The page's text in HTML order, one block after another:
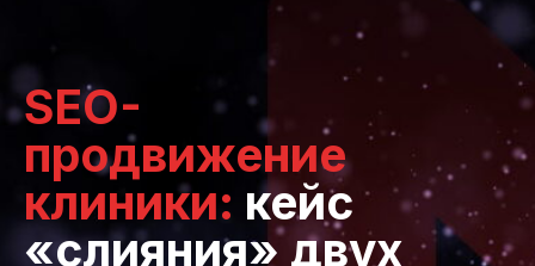
SEO-
продвижение
клиники: кейс
«слияния» двух